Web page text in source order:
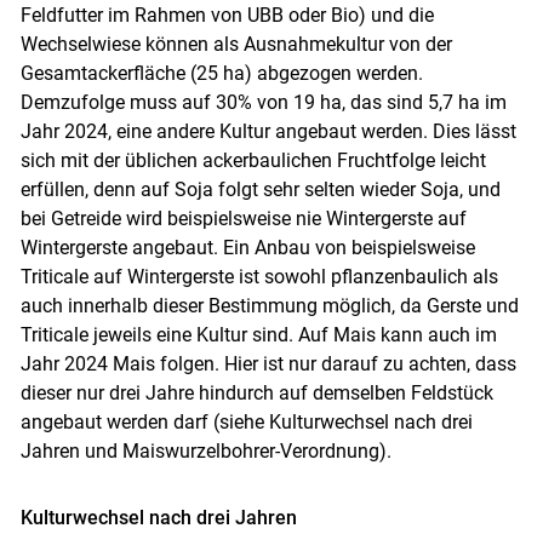
Feldfutter im Rahmen von UBB oder Bio) und die
Wechselwiese können als Ausnahmekultur von der
Gesamtackerfläche (25 ha) abgezogen werden.
Demzufolge muss auf 30% von 19 ha, das sind 5,7 ha im
Jahr 2024, eine andere Kultur angebaut werden. Dies lässt
sich mit der üblichen ackerbaulichen Fruchtfolge leicht
erfüllen, denn auf Soja folgt sehr selten wieder Soja, und
bei Getreide wird beispielsweise nie Wintergerste auf
Wintergerste angebaut. Ein Anbau von beispielsweise
Triticale auf Wintergerste ist sowohl pflanzenbaulich als
auch innerhalb dieser Bestimmung möglich, da Gerste und
Triticale jeweils eine Kultur sind. Auf Mais kann auch im
Jahr 2024 Mais folgen. Hier ist nur darauf zu achten, dass
dieser nur drei Jahre hindurch auf demselben Feldstück
angebaut werden darf (siehe Kulturwechsel nach drei
Jahren und Maiswurzelbohrer-Verordnung).
Kulturwechsel nach drei Jahren